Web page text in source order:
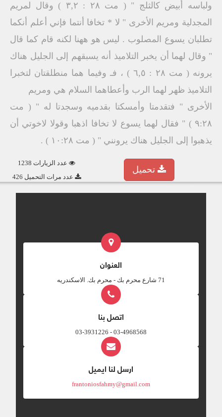
ولباسه أبيض كالثلج " ( مت ۲۸ : ۳,۲ ) وقال لمريم
المجدلية ومريم الأخرى " لا * تخافا أنتما فإني أعلم أنكما
تطلبان يسوع المصلوب . ليس هو ههنا لكنه قام كما قال
" وقال لهما أن يخبر التلاميذ أنه يسبقهم إلى الجليل هناك
يرونه ( مت ٢٨ : ٦,٥ ) ، فـ وفيما هما منطلقتان لتخبرا
التلاميذ ظهر لهما الرب وأعطاهما السلام هي ومريم
الأخرى " فتقدمتا وأمسكتا بقدميه وسجدتا له " ( مت
۹:۲۸ ) " فقال لهما يسوع لا تخافا اذهبا وقولا لاخوتي أن
يذهبوا إلى الجليل هناك يرونني " ( مت ۱۰:۲۸ ) .
عدد الزيارات 1238
عدد مرات التحميل 426
تحميل
العنوان
‎71 شارع محرم بك - محرم بك. الاسكندريه
اتصل بنا
03-4968568 - 03-3931226
ارسل لنا ايميل
frantoniosfahmy@gmail.com